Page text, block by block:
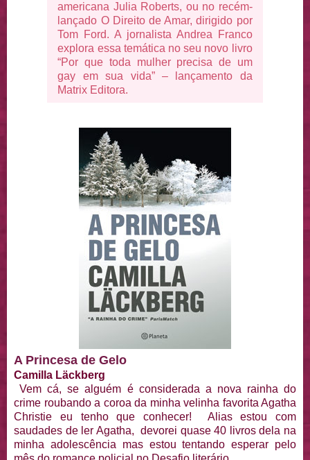
americana Julia Roberts, ou no recém-
lançado O Direito de Amar, dirigido por
Tom Ford. A jornalista Andrea Franco
explora essa temática no seu novo livro
“Por que toda mulher precisa de um
gay em sua vida” – lançamento da
Matrix Editora.
A Princesa de Gelo
Camilla Läckberg
Vem cá, se alguém é considerada a nova rainha do
crime roubando a coroa da minha velinha favorita Agatha
Christie eu tenho que conhecer! Alias estou com
saudades de ler Agatha, devorei quase 40 livros dela na
minha adolescência mas estou tentando esperar pelo